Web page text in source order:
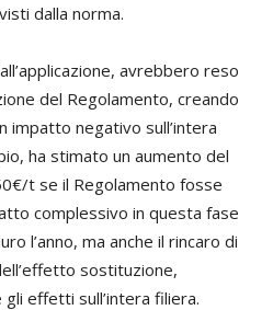
dalla norma.
avrebbero reso
del Regolamento, creando
impatto negativo sull’intera
ha stimato un aumento del
t se il Regolamento fosse
complessivo in questa fase
l’anno, ma anche il rincaro di
sostituzione,
effetti sull’intera filiera.